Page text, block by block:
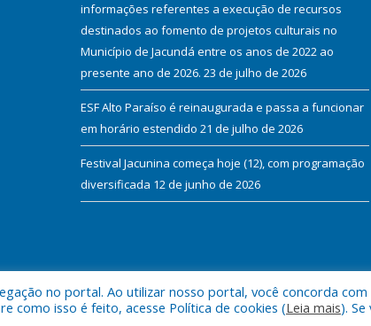
informações referentes a execução de recursos
destinados ao fomento de projetos culturais no
Município de Jacundá entre os anos de 2022 ao
presente ano de 2026. 23 de julho de 2026
ESF Alto Paraíso é reinaugurada e passa a funcionar
em horário estendido 21 de julho de 2026
Festival Jacunina começa hoje (12), com programação
diversificada 12 de junho de 2026
de Jacundá.
no portal. Ao utilizar nosso portal, você concorda
como isso é feito, acesse Política de cookies (Leia mais). Se